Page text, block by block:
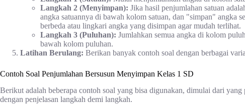
Langkah 2 (Menyimpan): Jika hasil penjumlahan satuan
angka satuannya di bawah kolom satuan, dan "simpan" angka
berbeda atau lingkari angka yang disimpan agar mudah terlihat.
Langkah 3 (Puluhan): Jumlahkan semua angka di kolom
bawah kolom puluhan.
Latihan Berulang: Berikan banyak contoh soal dengan berbagai
Contoh Soal Penjumlahan Bersusun Menyimpan Kelas 1 SD
Berikut adalah beberapa contoh soal yang bisa digunakan, dimulai dari
dengan penjelasan langkah demi langkah.